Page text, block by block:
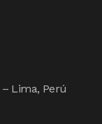
Lima, Perú